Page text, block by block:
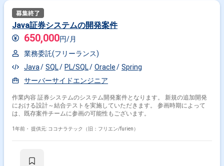
Java証券システムの開発案件
650,000円/月
業務委託(フリーランス)
Java
SQL PL/SQL Oracle
Spring
サーバーサイドエンジニア
作業内容 証券システムのシステム開発案件となります。 新規の追加開発
における設計～結合テストを実施していただきます。 参画時期によって
は、既存案件チームに参画の可能性もございます。
1年前・ 提供元: ココナラテック（旧：フリエン/furien）